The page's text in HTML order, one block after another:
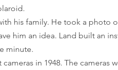
his family. He took a photo
him an idea. Land built an
minute.
in 1948. The cameras